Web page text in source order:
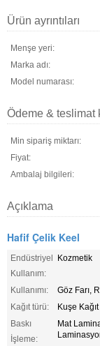
Ürün ayrıntıları
Menşe yeri:
Marka adı:
Model numarası:
Ödeme & teslimat
Min sipariş miktarı:
Fiyat:
Ambalaj bilgileri:
Açıklama
Hafif Çelik Keel
Endüstriyel
Kullanım:
Kozmetik
Kullanımı:
Göz Farı,
Kağıt türü:
Kuşe Kağıt
Baskı
İşleme:
Mat